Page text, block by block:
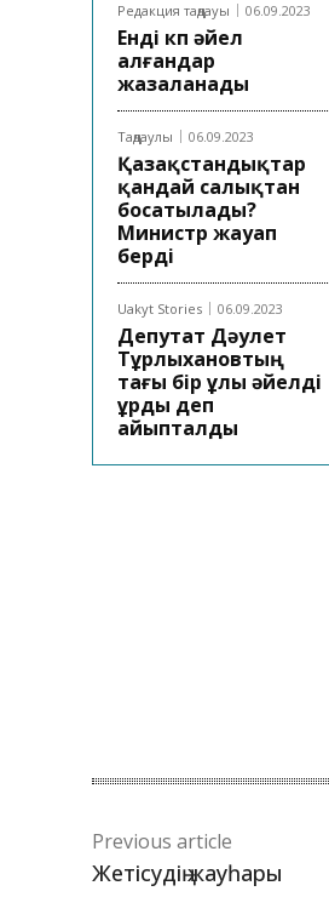
Редакция таңдауы 06.09.2023
Енді көп әйел
алғандар
жазаланады
Таңдаулы 06.09.2023
Қазақстандықтар
қандай салықтан
босатылады?
Министр жауап
берді
Uakyt Stories 06.09.2023
Депутат Дәулет
Тұрлыхановтың
тағы бір ұлы әйелді
ұрды деп
айыпталды
Previous article
Жетісудің жауһары